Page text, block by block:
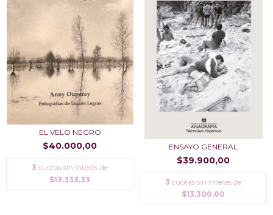
EL VELO NEGRO
$40.000,00
3 cuotas sin interés de
$13.333,33
ENSAYO GENERAL
$39.900,00
3 cuotas sin interés de
$13.300,00